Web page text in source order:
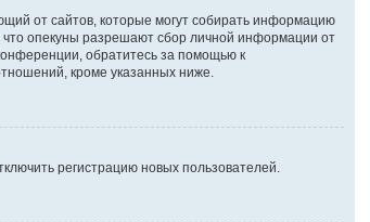
от сайтов, которые могут собирать информацию
что опекуны разрешают сбор личной информации от
обратитесь за помощью к
кроме указанных ниже.
регистрацию новых пользователей.